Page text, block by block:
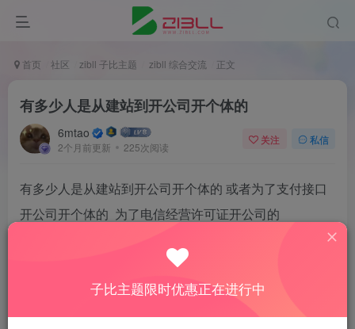
首页 社区 zibll 子比主题 zibll 综合交流 正文
有多少人是从建站到开公司开个体的
6mtao
2个月前更新 225次阅读
关注 私信
有多少人是从建站到开公司开个体的 或者为了支付接口
开公司开个体的 为了电信经营许可证开公司的
1
1人已评分
子比主题限时优惠正在进行中